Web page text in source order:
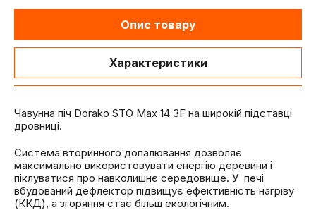
Опис товару
Характеристики
Чавунна піч Dorako STO Max 14 3F на широкій підставці
дровниці.
Система вторинного допалювання дозволяє
максимально використовувати енергію деревини і
піклуватися про навколишнє середовище. У печі
вбудований дефлектор підвищує ефективність нагріву
(ККД), а згоряння стає більш екологічним.